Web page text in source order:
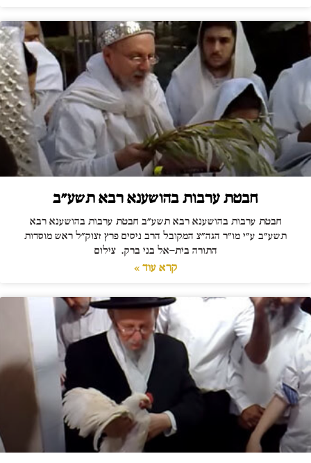
חבטת ערבות בהושענא רבא תשע"ב
חבטת ערבות בהושענא רבא תשע"ב חבטת ערבות בהושענא רבא
תשע"ב ע"י מו"ר הגה"צ המקובל הרב ניסים פרץ זצוק"ל ראש מוסדות
התורה בית-אל בני ברק. צילום
קרא עוד »